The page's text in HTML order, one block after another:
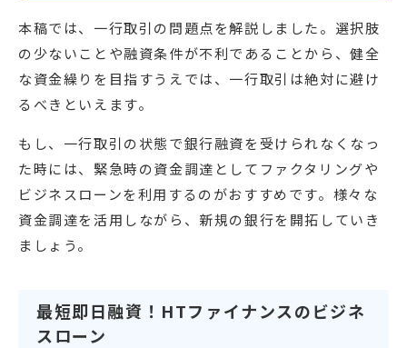
本稿では、一行取引の問題点を解説しました。選択肢
の少ないことや融資条件が不利であることから、健全
な資金繰りを目指すうえでは、一行取引は絶対に避け
るべきといえます。
もし、一行取引の状態で銀行融資を受けられなくなっ
た時には、緊急時の資金調達としてファクタリングや
ビジネスローンを利用するのがおすすめです。様々な
資金調達を活用しながら、新規の銀行を開拓していき
ましょう。
最短即日融資！HTファイナンスのビジネ
スローン